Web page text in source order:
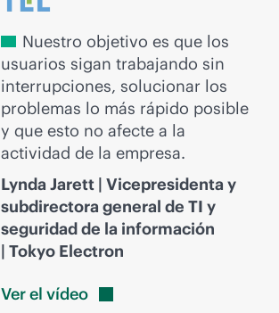
Nuestro objetivo es que los
usuarios sigan trabajando sin
interrupciones, solucionar los
problemas lo más rápido posible
y que esto no afecte a la
actividad de la empresa.
Lynda Jarett | Vicepresidenta y
subdirectora general de TI y
seguridad de la información
| Tokyo Electron
Ver el vídeo